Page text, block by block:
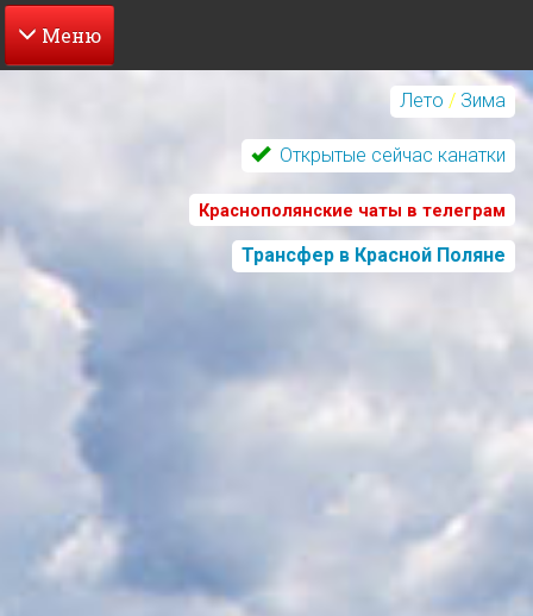
Перейти
Лето / Зима
Открытые сейчас канатки
Краснополянские чаты в телеграм
Трансфер в Красной Поляне